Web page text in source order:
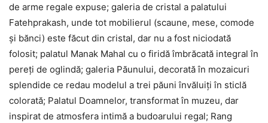
de arme regale expuse; galeria de cristal a palatului
Fatehprakash, unde tot mobilierul (scaune, mese, comode
și bănci) este făcut din cristal, dar nu a fost niciodată
folosit; palatul Manak Mahal cu o firidă îmbrăcată integral în
pereți de oglindă; galeria Păunului, decorată în mozaicuri
splendide ce redau modelul a trei păuni învăluiți în sticlă
colorată; Palatul Doamnelor, transformat în muzeu, dar
inspirat de atmosfera intimă a budoarului regal; Rang